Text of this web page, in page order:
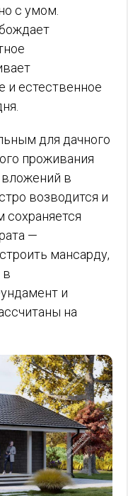
с умом.
и естественное
для дачного
проживания
в
возводится и
сохраняется
—
мансарду,
в
и
на